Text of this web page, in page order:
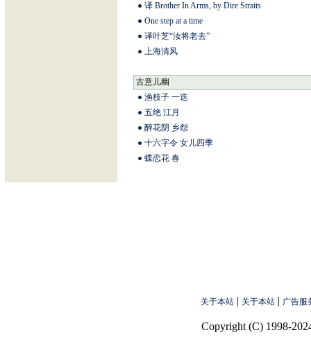
译 Brother In Arms, by Dire Straits
One step at a time
译叶芝“汝将老去”
上海清风
古意儿幽
渔枝子 一迭
五绝 江月
醉花阴 乡怨
十六字令 女儿四季
蝶恋花 春
关于本站 | 关于本站 | 广告服
Copyright (C) 1998-